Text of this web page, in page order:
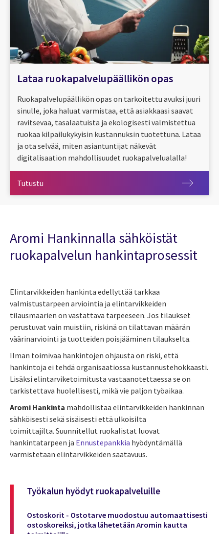
Lataa ruokapalvelupäällikön opas
Ruokapalvelupäällikön opas on tarkoitettu avuksi juuri
sinulle, joka haluat varmistaa, että asiakkaasi saavat
ravitsevaa, tasalaatuista ja ekologisesti valmistettua
ruokaa kilpailukykyisin kustannuksin tuotettuna. Lataa
ja ota selvää, miten asiantuntijat näkevät
digitalisaation mahdollisuudet ruokapalvelualalla!
Tutustu
Aromi Hankinnalla sähköistät
ruokapalvelun hankintaprosessit
Elintarvikkeiden hankinta edellyttää tarkkaa
valmistustarpeen arviointia ja elintarvikkeiden
tilausmäärien on vastattava tarpeeseen. Jos tilaukset
perustuvat vain muistiin, riskinä on tilattavan määrän
väärinarviointi ja tuotteiden poisjääminen tilaukselta.
Ilman toimivaa hankintojen ohjausta on riski, että
hankintoja ei tehdä organisaatiossa kustannustehokkaasti.
Lisäksi elintarviketoimitusta vastaanotettaessa se on
tarkistettava huolellisesti, mikä vie paljon työaikaa.
Aromi Hankinta mahdollistaa elintarvikkeiden hankinnan
sähköisesti sekä sisäisesti että ulkoisilta
toimittajilta. Suunnitellut ruokalistat luovat
hankintatarpeen ja Ennustepankkia hyödyntämällä
varmistetaan elintarvikkeiden saatavuus.
Työkalun hyödyt ruokapalveluille
Ostoskorit - Ostotarve muodostuu automaattisesti
ostoskoreiksi, jotka lähetetään Aromin kautta